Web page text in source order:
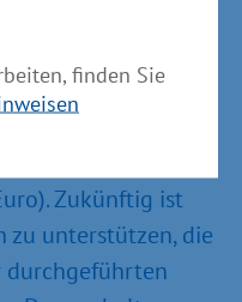
finden Sie
(bis
Zukünftig ist
zu unterstützen, die
durchgeführten